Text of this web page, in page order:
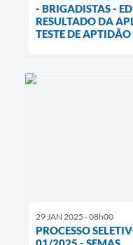
- BRIGADISTAS -
RESULTADO DA
TESTE DE
29 JAN 2025 - 08h00
PROCESSO